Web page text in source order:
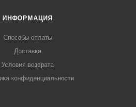
ИНФОРМАЦИЯ
Способы оплаты
Доставка
Условия возврата
конфиденциальности